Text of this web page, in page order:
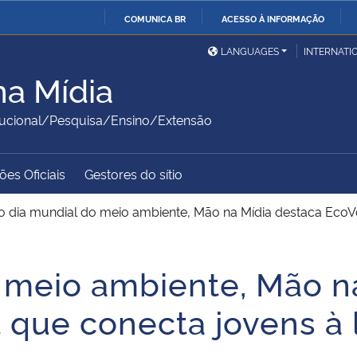
COMUNICA BR ACESSO À INFORMAÇÃO
Ministério da Defesa
Ministério das Relações
Exteriores
Ministério da Cidadania
Ministério do
Desenvolvimento Regional
União
Advocacia-Geral da União Banco Central do Brasil
LANGUAGES
Mídia
Pesquisa/Ensino/Extensão
Oficiais Gestores do sítio
dia mundial do meio ambiente, Mão na Mídia destaca
ambiente, Mão
que conecta jovens